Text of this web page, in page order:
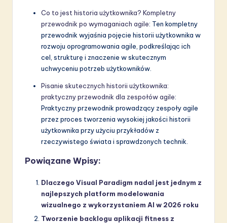
Co to jest historia użytkownika? Kompletny
przewodnik po wymaganiach agile: Ten kompletny
przewodnik wyjaśnia pojęcie historii użytkownika w
rozwoju oprogramowania agile, podkreślając ich
cel, strukturę i znaczenie w skutecznym
uchwyceniu potrzeb użytkowników.
Pisanie skutecznych historii użytkownika:
praktyczny przewodnik dla zespołów agile:
Praktyczny przewodnik prowadzący zespoły agile
przez proces tworzenia wysokiej jakości historii
użytkownika przy użyciu przykładów z
rzeczywistego świata i sprawdzonych technik.
Powiązane Wpisy:
Dlaczego Visual Paradigm nadal jest jednym z
najlepszych platform modelowania
wizualnego z wykorzystaniem AI w 2026 roku
Tworzenie backlogu aplikacji fitness z